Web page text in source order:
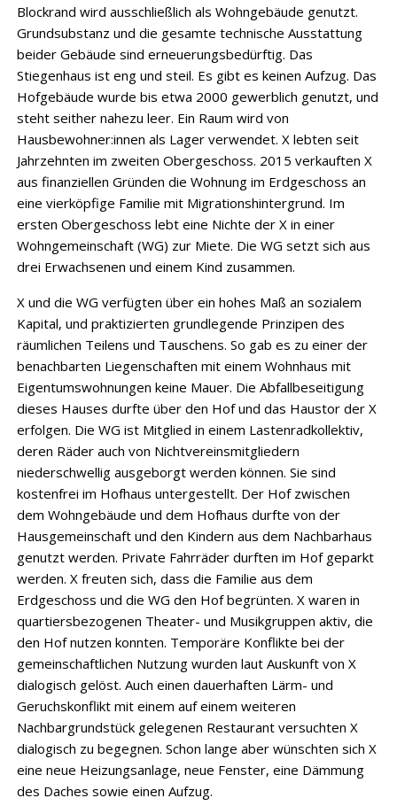
Blockrand wird ausschließlich als Wohngebäude genutzt.
Grundsubstanz und die gesamte technische Ausstattung
beider Gebäude sind erneuerungsbedürftig. Das
Stiegenhaus ist eng und steil. Es gibt es keinen Aufzug. Das
Hofgebäude wurde bis etwa 2000 gewerblich genutzt, und
steht seither nahezu leer. Ein Raum wird von
Hausbewohner:innen als Lager verwendet. X lebten seit
Jahrzehnten im zweiten Obergeschoss. 2015 verkauften X
aus finanziellen Gründen die Wohnung im Erdgeschoss an
eine vierköpfige Familie mit Migrationshintergrund. Im
ersten Obergeschoss lebt eine Nichte der X in einer
Wohngemeinschaft (WG) zur Miete. Die WG setzt sich aus
drei Erwachsenen und einem Kind zusammen.
X und die WG verfügten über ein hohes Maß an sozialem
Kapital, und praktizierten grundlegende Prinzipen des
räumlichen Teilens und Tauschens. So gab es zu einer der
benachbarten Liegenschaften mit einem Wohnhaus mit
Eigentumswohnungen keine Mauer. Die Abfallbeseitigung
dieses Hauses durfte über den Hof und das Haustor der X
erfolgen. Die WG ist Mitglied in einem Lastenradkollektiv,
deren Räder auch von Nichtvereinsmitgliedern
niederschwellig ausgeborgt werden können. Sie sind
kostenfrei im Hofhaus untergestellt. Der Hof zwischen
dem Wohngebäude und dem Hofhaus durfte von der
Hausgemeinschaft und den Kindern aus dem Nachbarhaus
genutzt werden. Private Fahrräder durften im Hof geparkt
werden. X freuten sich, dass die Familie aus dem
Erdgeschoss und die WG den Hof begrünten. X waren in
quartiersbezogenen Theater- und Musikgruppen aktiv, die
den Hof nutzen konnten. Temporäre Konflikte bei der
gemeinschaftlichen Nutzung wurden laut Auskunft von X
dialogisch gelöst. Auch einen dauerhaften Lärm- und
Geruchskonflikt mit einem auf einem weiteren
Nachbargrundstück gelegenen Restaurant versuchten X
dialogisch zu begegnen. Schon lange aber wünschten sich X
eine neue Heizungsanlage, neue Fenster, eine Dämmung
des Daches sowie einen Aufzug.